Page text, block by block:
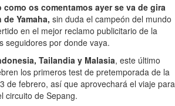
como os comentamos ayer se va de gira
Yamaha, sin duda el campeón del mundo
en el mejor reclamo publicitario de la
seguidores por donde vaya.
Tailandia y Malasia, este último
los primeros test de pretemporada de la
de febrero, así que aprovechará el viaje para
circuito de Sepang.